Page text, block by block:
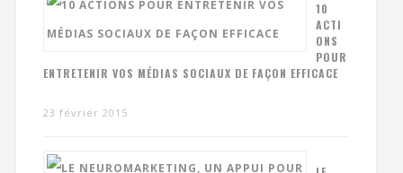
10
ACTI
ONS
POUR
ENTRETENIR VOS MÉDIAS SOCIAUX DE FAÇON EFFICACE
23 février 2015